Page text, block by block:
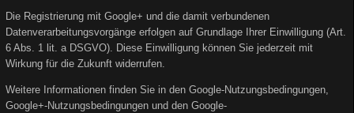
Die Registrierung mit Google+ und die damit verbundenen
Datenverarbeitungsvorgänge erfolgen auf Grundlage Ihrer Einwilligung (Art.
6 Abs. 1 lit. a DSGVO). Diese Einwilligung können Sie jederzeit mit
Wirkung für die Zukunft widerrufen.
Weitere Informationen finden Sie in den Google-Nutzungsbedingungen,
Google+-Nutzungsbedingungen und den Google-